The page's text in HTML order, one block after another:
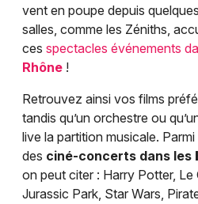
vent en poupe depuis
salles, comme les Zéniths,
ces spectacles événements
Rhône !
Retrouvez ainsi vos films
tandis qu’un orchestre ou
live la partition musicale.
des ciné-concerts dans les
on peut citer : Harry Potter, Le
Jurassic Park, Star Wars,